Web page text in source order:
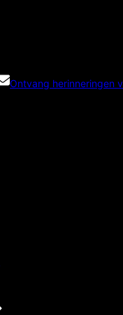
Ontvang herinneringen